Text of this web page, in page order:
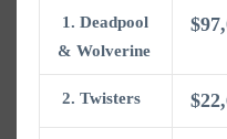
1. Deadpool
& Wolverine
2. Twisters